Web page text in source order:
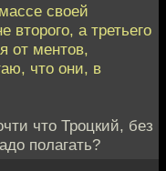
своей
а третьего
от ментов,
что они, в
что Троцкий, без
полагать?